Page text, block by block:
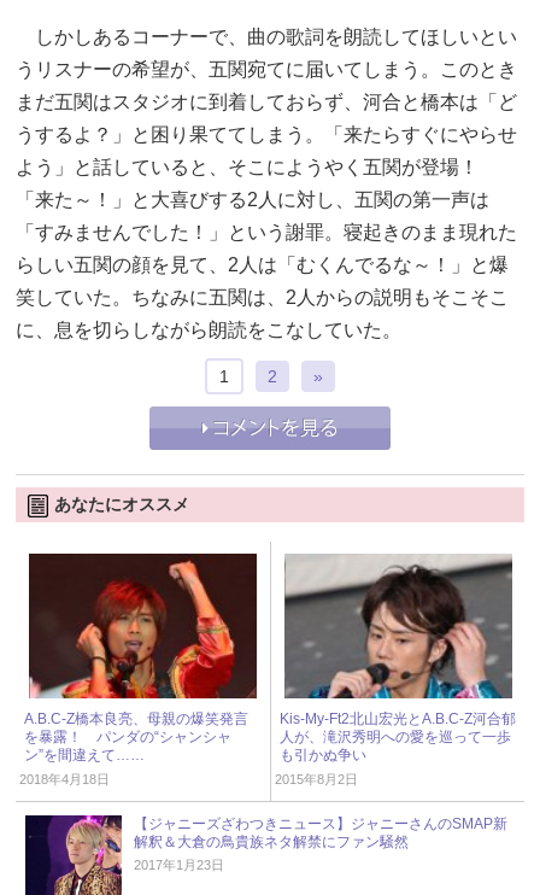
しかしあるコーナーで、曲の歌詞を朗読してほしいとい
うリスナーの希望が、五関宛てに届いてしまう。このとき
まだ五関はスタジオに到着しておらず、河合と橋本は「ど
うするよ？」と困り果ててしまう。「来たらすぐにやらせ
よう」と話していると、そこにようやく五関が登場！
「来た～！」と大喜びする2人に対し、五関の第一声は
「すみませんでした！」という謝罪。寝起きのまま現れた
らしい五関の顔を見て、2人は「むくんでるな～！」と爆
笑していた。ちなみに五関は、2人からの説明もそこそこ
に、息を切らしながら朗読をこなしていた。
1 2 »
あなたにオススメ
A.B.C-Z橋本良亮、母親の爆笑発言
を暴露！ パンダの“シャンシャ
ン”を間違えて……
2018年4月18日
Kis-My-Ft2北山宏光とA.B.C-Z河合郁
人が、滝沢秀明への愛を巡って一歩
も引かぬ争い
2015年8月2日
【ジャニーズざわつきニュース】ジャニーさんのSMAP新
解釈＆大倉の鳥貴族ネタ解禁にファン騒然
2017年1月23日